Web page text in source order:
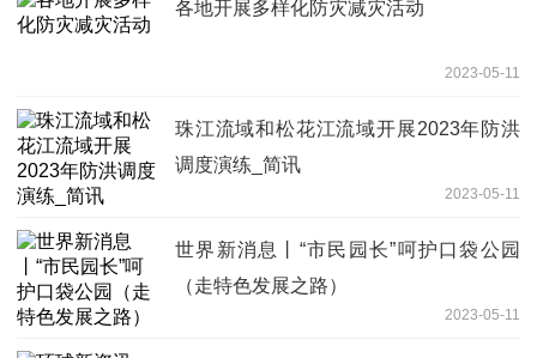
各地开展多样化防灾减灾活动
2023-05-11
珠江流域和松花江流域开展2023年防洪
调度演练_简讯
2023-05-11
世界新消息丨“市民园长”呵护口袋公园
（走特色发展之路）
2023-05-11